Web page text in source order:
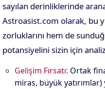
sayılan derinliklerinde
Astroasist.com olarak, bu
zorluklarını hem de
potansiyelini sizin için
Gelişim Fırsatı: Ortak
miras, büyük